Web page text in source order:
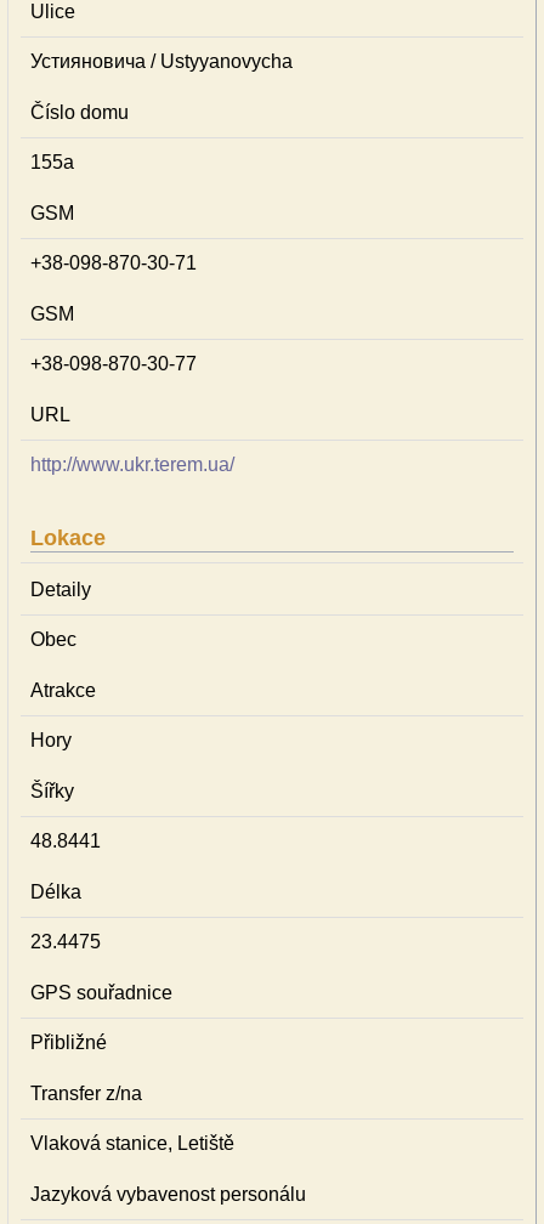
Ulice
Устияновича / Ustyyanovycha
Číslo domu
155a
GSM
+38-098-870-30-71
GSM
+38-098-870-30-77
URL
http://www.ukr.terem.ua/
Lokace
Detaily
Obec
Atrakce
Hory
Šířky
48.8441
Délka
23.4475
GPS souřadnice
Přibližné
Transfer z/na
Vlaková stanice, Letiště
Jazyková vybavenost personálu